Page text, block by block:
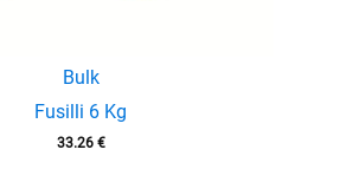
Bulk
Fusilli 6 Kg
33.26 €